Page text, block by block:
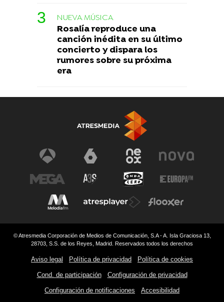
NUEVA MÚSICA
Rosalía reproduce una
canción inédita en su último
concierto y dispara los
rumores sobre su próxima
era
© Atresmedia Corporación de Medios de Comunicación, S.A - A. Isla Graciosa 13,
28703, S.S. de los Reyes, Madrid. Reservados todos los derechos
Aviso legal Política de privacidad Política de cookies
Cond. de participación Configuración de privacidad
Configuración de notificaciones Accesibilidad